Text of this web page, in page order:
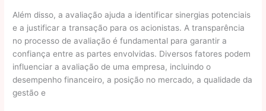
No
Brasil
Além disso, a avaliação ajuda a identificar sinergias potenciais
e a justificar a transação para os acionistas. A transparência
no processo de avaliação é fundamental para garantir a
confiança entre as partes envolvidas. Diversos fatores podem
influenciar a avaliação de uma empresa, incluindo o
desempenho financeiro, a posição no mercado, a qualidade da
gestão e